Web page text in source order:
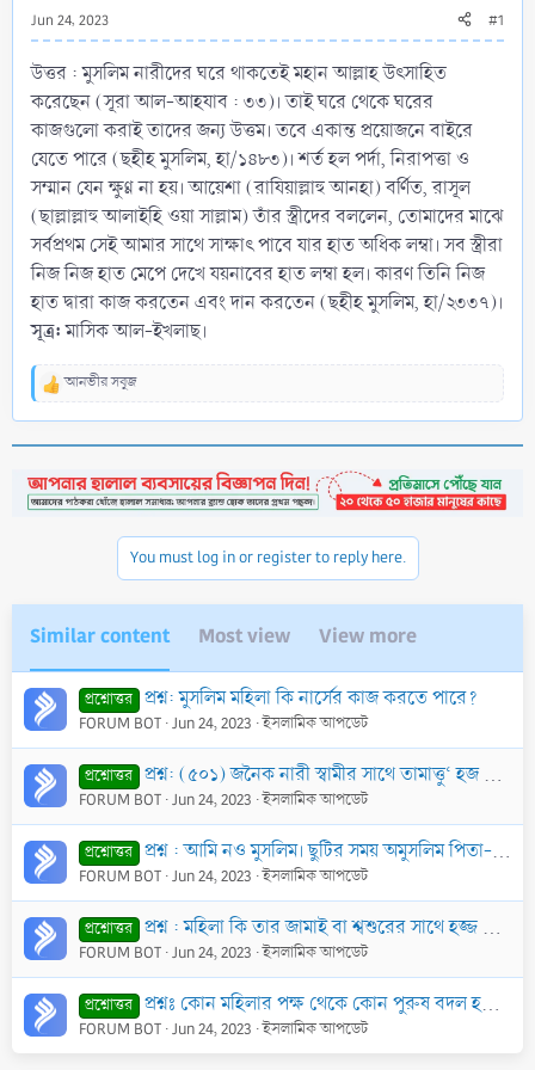
Jun 24, 2023 #1
উত্তর : মুসলিম নারীদের ঘরে থাকতেই মহান আল্লাহ উৎসাহিত
করেছেন (সূরা আল-আহযাব : ৩৩)। তাই ঘরে থেকে ঘরের
কাজগুলো করাই তাদের জন্য উত্তম। তবে একান্ত প্রয়োজনে বাইরে
যেতে পারে (ছহীহ মুসলিম, হা/১৪৮৩)। শর্ত হল পর্দা, নিরাপত্তা ও
সম্মান যেন ক্ষুণ্ন না হয়। আয়েশা (রাযিয়াল্লাহু আনহা) বর্ণিত, রাসূল
(ছাল্লাল্লাহু আলাইহি ওয়া সাল্লাম) তাঁর স্ত্রীদের বললেন, তোমাদের মাঝে
সর্বপ্রথম সেই আমার সাথে সাক্ষাৎ পাবে যার হাত অধিক লম্বা। সব স্ত্রীরা
নিজ নিজ হাত মেপে দেখে যয়নাবের হাত লম্বা হল। কারণ তিনি নিজ
হাত দ্বারা কাজ করতেন এবং দান করতেন (ছহীহ মুসলিম, হা/২৩৩৭)।
সূত্র:মাসিক আল-ইখলাছ।
R
t
i
আনভীর সবুজ
You must log in or register to reply here.
Similar content Most view View more
প্রশ্নোত্তর প্রশ্ন: মুসলিম মহিলা কি নার্সের কাজ করতে পারে?
FORUM BOT Jun 24, 2023 ইসলামিক আপডেট
প্রশ্নোত্তর প্রশ্ন: (৫০১) জনৈক নারী স্বামীর সাথে তামাত্তু‘ হজ করতে এসেছে। তারা উমরার তাওয়াফ করার সময় ৬ষ্ঠ চক্করে স্বামী বললেন, এটাই সপ্তম চক্কর এবং তিনি নিজ মতের
FORUM BOT Jun 24, 2023 ইসলামিক আপডেট
প্রশ্নোত্তর প্রশ্ন : আমি নও মুসলিম। ছুটির সময় অমুসলিম পিতা-মাতার সাথে মিলিত হ’লে তাদের রান্নাকৃত খাবার খাওয়া যাবে কি?
FORUM BOT Jun 24, 2023 ইসলামিক আপডেট
প্রশ্নোত্তর প্রশ্ন : মহিলা কি তার জামাই বা শ্বশুরের সাথে হজ্জ করতে পারবে? মাহরাম কারা? বিস্তারিত জানতে চাই।
FORUM BOT Jun 24, 2023 ইসলামিক আপডেট
প্রশ্নোত্তর প্রশ্নঃ কোন মহিলার পক্ষ থেকে কোন পুরুষ বদল হজ্জ করতে পারে কি?
FORUM BOT Jun 24, 2023 ইসলামিক আপডেট